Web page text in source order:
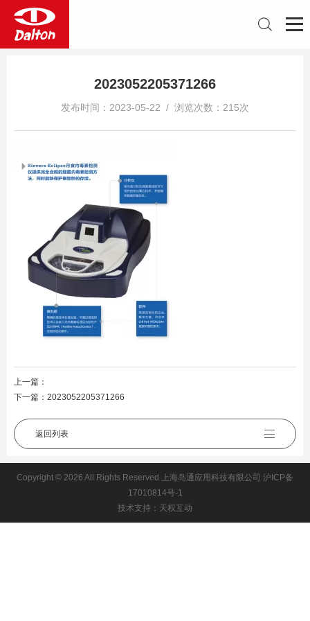
2023052205371266
发布时间：2023-05-22 / 浏览次数：215次
上一篇：
下一篇： 2023052205371266
返回列表
Copyright © 2026 All Rights Reserved 上海岛通应用科技有限公司 沪ICP备
17010814号-1
技术支持：天权互动